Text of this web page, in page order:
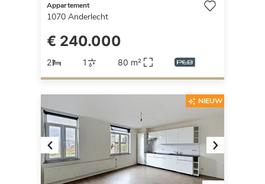
Appartement
1070 Anderlecht
€ 240.000
2 1 80 m²
Previous Next
NIEUW